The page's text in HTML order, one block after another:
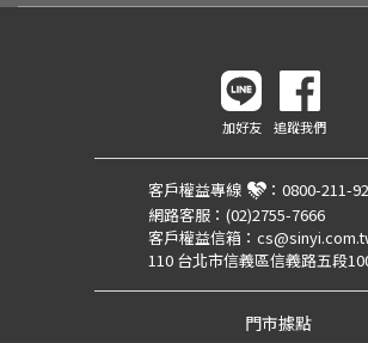
加好友 追蹤我們
客戶權益專線 ： 0800-211-
網路客服： (02)2755-7666
客戶權益信箱：
110 台北市信義區信義路五段
門市據點